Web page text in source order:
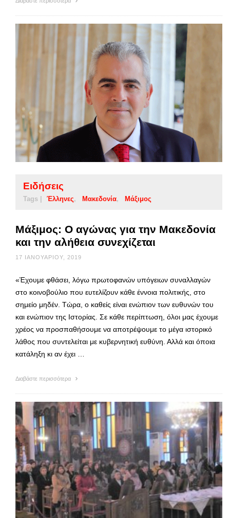
Ειδήσεις
Tags | Έλληνες Μακεδονία Μάξιμος
Μάξιμος: Ο αγώνας για την Μακεδονία
και την αλήθεια συνεχίζεται
17 ΙΑΝΟΥΑΡΊΟΥ, 2019
«Έχουμε φθάσει, λόγω πρωτοφανών υπόγειων συναλλαγών
στο κοινοβούλιο που ευτελίζουν κάθε έννοια πολιτικής, στο
σημείο μηδέν. Τώρα, ο καθείς είναι ενώπιον των ευθυνών του
και ενώπιον της Ιστορίας. Σε κάθε περίπτωση, όλοι μας έχουμε
χρέος να προσπαθήσουμε να αποτρέψουμε το μέγα ιστορικό
λάθος που συντελείται με κυβερνητική ευθύνη. Αλλά και όποια
κατάληξη κι αν έχει …
Διαβάστε περισσότερα